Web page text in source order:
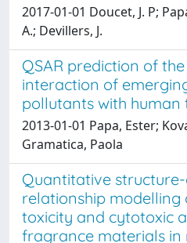
2017-01-01 Doucet, J. P;
A.; Devillers, J.
QSAR prediction of
interaction of
pollutants with human
2013-01-01 Papa, Ester;
Gramatica, Paola
Quantitative
relationship modelling
toxicity and cytotoxic
fragrance materials in